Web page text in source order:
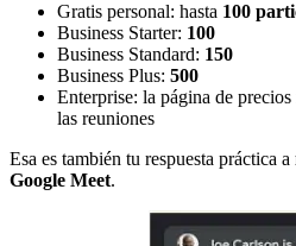
Gratis personal: hasta 100
Business Starter: 100
Business Standard: 150
Business Plus: 500
Enterprise: la página de precios
las reuniones
Esa es también tu respuesta práctica a
Google Meet.